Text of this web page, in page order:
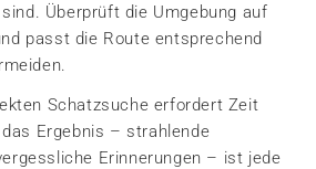
Überprüft die Umgebung auf
passt die Route entsprechend
Schatzsuche erfordert Zeit
Ergebnis – strahlende
Erinnerungen – ist jede